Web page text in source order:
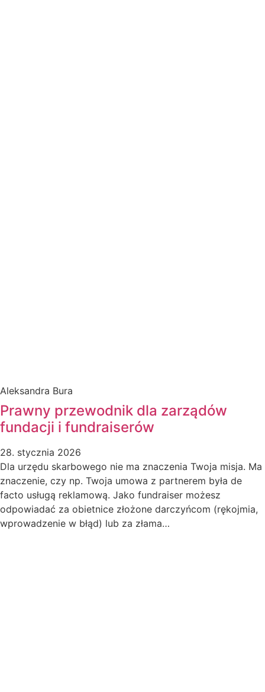
Aleksandra Bura
Prawny przewodnik dla zarządów
fundacji i fundraiserów
28. stycznia 2026
Dla urzędu skarbowego nie ma znaczenia Twoja misja. Ma
znaczenie, czy np. Twoja umowa z partnerem była de
facto usługą reklamową. Jako fundraiser możesz
odpowiadać za obietnice złożone darczyńcom (rękojmia,
wprowadzenie w błąd) lub za złama…